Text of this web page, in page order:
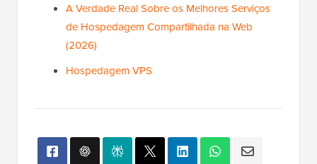
A Verdade Real Sobre os Melhores Serviços
de Hospedagem Compartilhada na Web
(2026)
Hospedagem VPS